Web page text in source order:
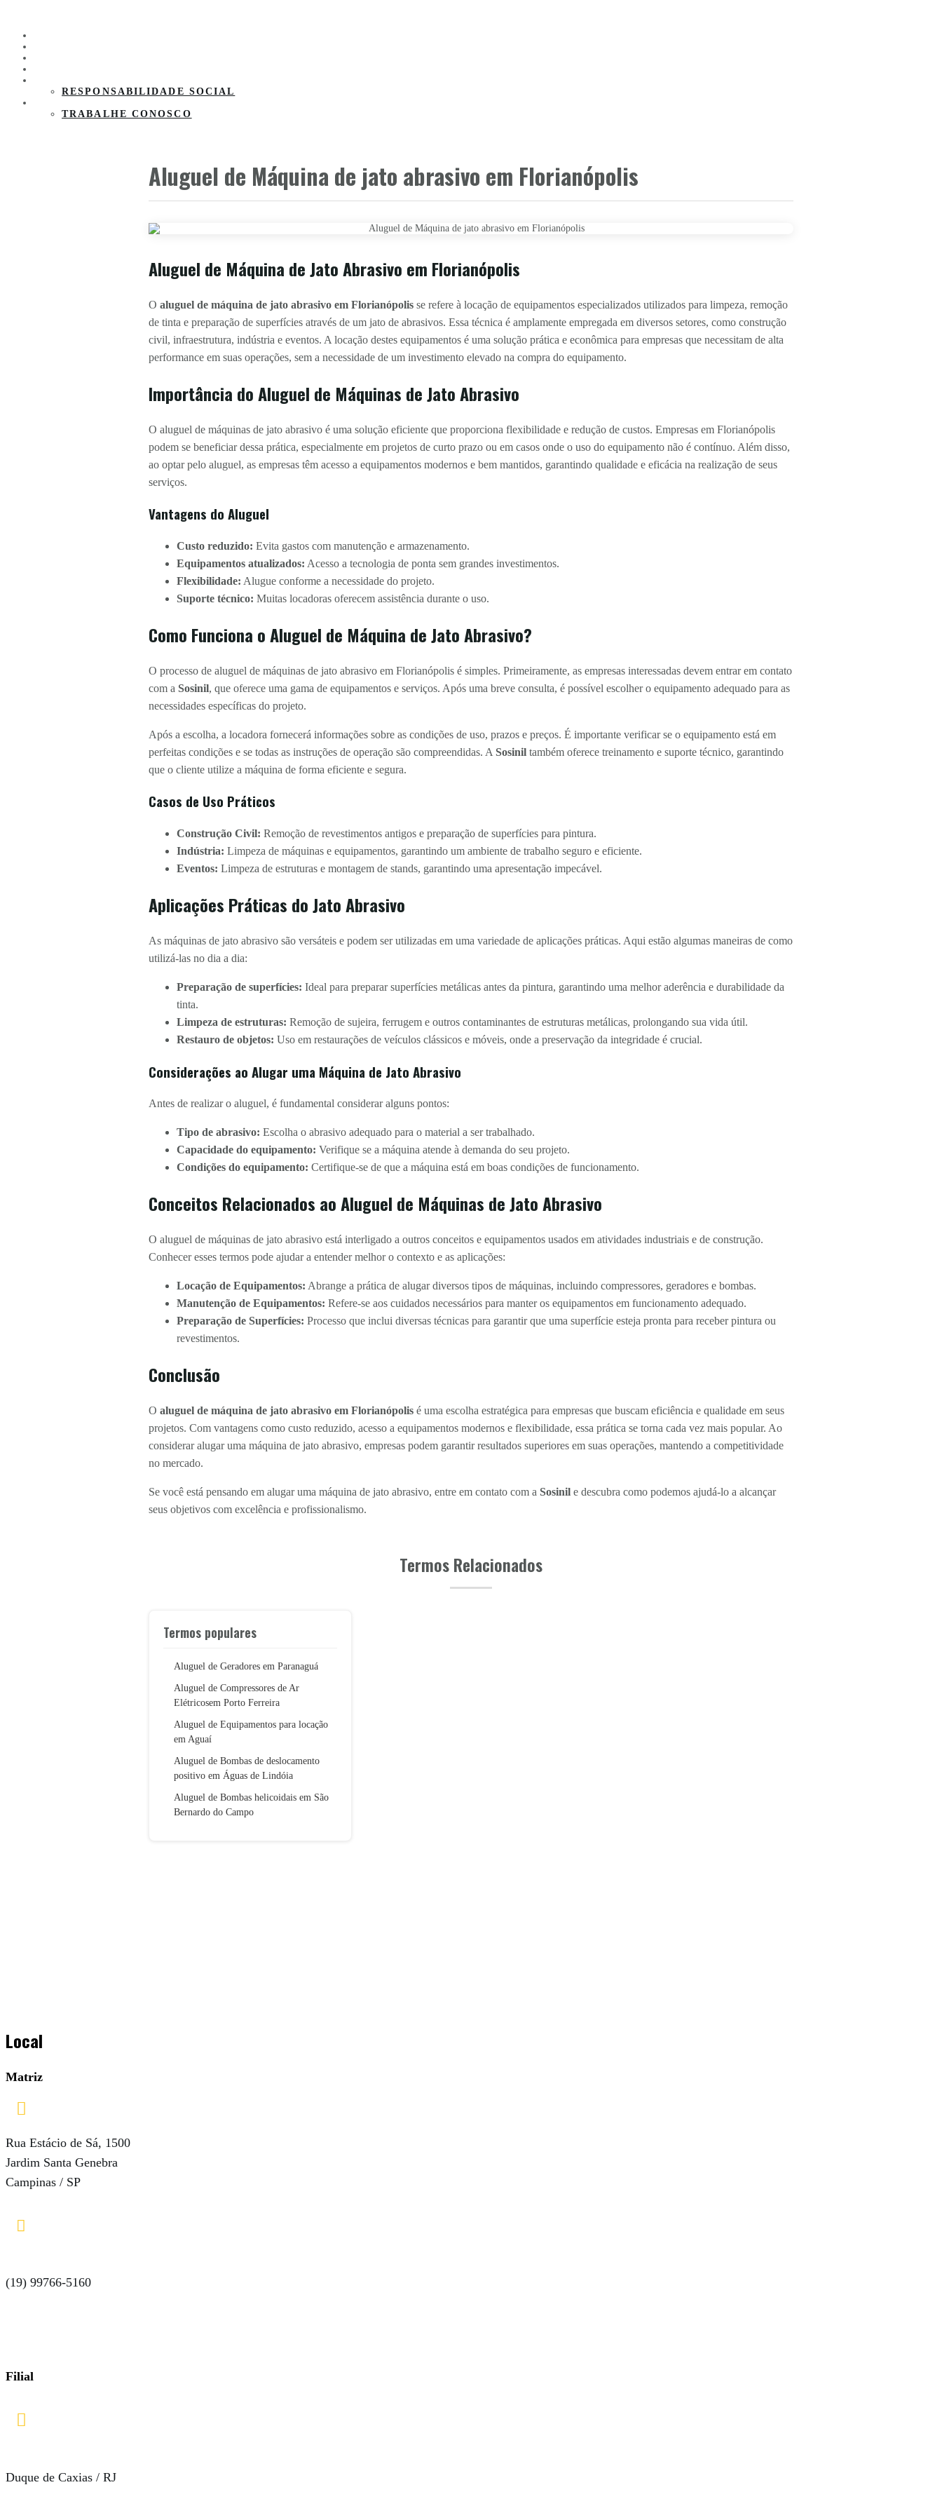
RESPONSABILIDADE SOCIAL
TRABALHE CONOSCO
Aluguel de Máquina de jato abrasivo em Florianópolis
Aluguel de Máquina de Jato Abrasivo em Florianópolis
O aluguel de máquina de jato abrasivo em Florianópolis se refere à locação de equipamentos especializados utilizados para limpeza, remoção
de tinta e preparação de superfícies através de um jato de abrasivos. Essa técnica é amplamente empregada em diversos setores, como construção
civil, infraestrutura, indústria e eventos. A locação destes equipamentos é uma solução prática e econômica para empresas que necessitam de alta
performance em suas operações, sem a necessidade de um investimento elevado na compra do equipamento.
Importância do Aluguel de Máquinas de Jato Abrasivo
O aluguel de máquinas de jato abrasivo é uma solução eficiente que proporciona flexibilidade e redução de custos. Empresas em Florianópolis
podem se beneficiar dessa prática, especialmente em projetos de curto prazo ou em casos onde o uso do equipamento não é contínuo. Além disso,
ao optar pelo aluguel, as empresas têm acesso a equipamentos modernos e bem mantidos, garantindo qualidade e eficácia na realização de seus
serviços.
Vantagens do Aluguel
Custo reduzido: Evita gastos com manutenção e armazenamento.
Equipamentos atualizados: Acesso a tecnologia de ponta sem grandes investimentos.
Flexibilidade: Alugue conforme a necessidade do projeto.
Suporte técnico: Muitas locadoras oferecem assistência durante o uso.
Como Funciona o Aluguel de Máquina de Jato Abrasivo?
O processo de aluguel de máquinas de jato abrasivo em Florianópolis é simples. Primeiramente, as empresas interessadas devem entrar em contato
com a Sosinil, que oferece uma gama de equipamentos e serviços. Após uma breve consulta, é possível escolher o equipamento adequado para as
necessidades específicas do projeto.
Após a escolha, a locadora fornecerá informações sobre as condições de uso, prazos e preços. É importante verificar se o equipamento está em
perfeitas condições e se todas as instruções de operação são compreendidas. A Sosinil também oferece treinamento e suporte técnico, garantindo
que o cliente utilize a máquina de forma eficiente e segura.
Casos de Uso Práticos
Construção Civil: Remoção de revestimentos antigos e preparação de superfícies para pintura.
Indústria: Limpeza de máquinas e equipamentos, garantindo um ambiente de trabalho seguro e eficiente.
Eventos: Limpeza de estruturas e montagem de stands, garantindo uma apresentação impecável.
Aplicações Práticas do Jato Abrasivo
As máquinas de jato abrasivo são versáteis e podem ser utilizadas em uma variedade de aplicações práticas. Aqui estão algumas maneiras de como
utilizá-las no dia a dia:
Preparação de superfícies: Ideal para preparar superfícies metálicas antes da pintura, garantindo uma melhor aderência e durabilidade da
tinta.
Limpeza de estruturas: Remoção de sujeira, ferrugem e outros contaminantes de estruturas metálicas, prolongando sua vida útil.
Restauro de objetos: Uso em restaurações de veículos clássicos e móveis, onde a preservação da integridade é crucial.
Considerações ao Alugar uma Máquina de Jato Abrasivo
Antes de realizar o aluguel, é fundamental considerar alguns pontos:
Tipo de abrasivo: Escolha o abrasivo adequado para o material a ser trabalhado.
Capacidade do equipamento: Verifique se a máquina atende à demanda do seu projeto.
Condições do equipamento: Certifique-se de que a máquina está em boas condições de funcionamento.
Conceitos Relacionados ao Aluguel de Máquinas de Jato Abrasivo
O aluguel de máquinas de jato abrasivo está interligado a outros conceitos e equipamentos usados em atividades industriais e de construção.
Conhecer esses termos pode ajudar a entender melhor o contexto e as aplicações:
Locação de Equipamentos: Abrange a prática de alugar diversos tipos de máquinas, incluindo compressores, geradores e bombas.
Manutenção de Equipamentos: Refere-se aos cuidados necessários para manter os equipamentos em funcionamento adequado.
Preparação de Superfícies: Processo que inclui diversas técnicas para garantir que uma superfície esteja pronta para receber pintura ou
revestimentos.
Conclusão
O aluguel de máquina de jato abrasivo em Florianópolis é uma escolha estratégica para empresas que buscam eficiência e qualidade em seus
projetos. Com vantagens como custo reduzido, acesso a equipamentos modernos e flexibilidade, essa prática se torna cada vez mais popular. Ao
considerar alugar uma máquina de jato abrasivo, empresas podem garantir resultados superiores em suas operações, mantendo a competitividade
no mercado.
Se você está pensando em alugar uma máquina de jato abrasivo, entre em contato com a Sosinil e descubra como podemos ajudá-lo a alcançar
seus objetivos com excelência e profissionalismo.
Termos Relacionados
Termos populares
Aluguel de Geradores em Paranaguá
Aluguel de Compressores de Ar
Elétricosem Porto Ferreira
Aluguel de Equipamentos para locação
em Aguaí
Aluguel de Bombas de deslocamento
positivo em Águas de Lindóia
Aluguel de Bombas helicoidais em São
Bernardo do Campo
Local
Matriz

Rua Estácio de Sá, 1500
Jardim Santa Genebra
Campinas / SP

(19) 99766-5160
Filial

Duque de Caxias / RJ